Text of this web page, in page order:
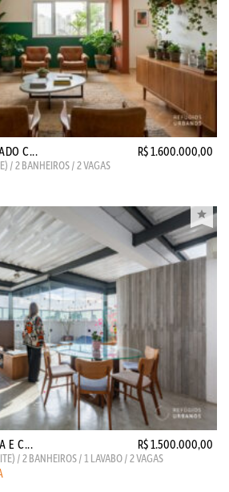
C... R$ 1.600.000,00
/ 2 BANHEIROS / 2 VAGAS
E C... R$ 1.500.000,00
/ 2 BANHEIROS / 1 LAVABO / 2 VAGAS